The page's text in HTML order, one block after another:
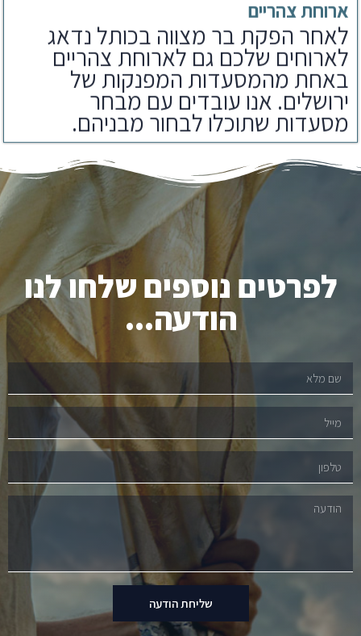
לאחר הפקת בר מצווה בכותל נדאג
לארוחים שלכם גם לארוחת צהריים
באחת מהמסעדות המפנקות של
ירושלים. אנו עובדים עם מבחר
מסעדות שתוכלו לבחור מבניהם.
לפרטים נוספים שלחו לנו
הודעה...
שליחת הודעה